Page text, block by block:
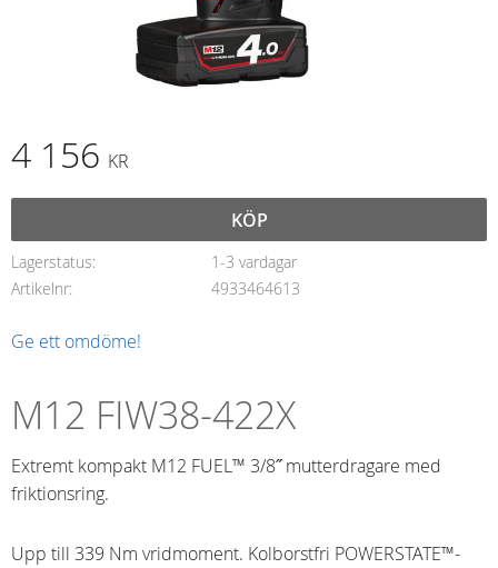
4 156 KR
KÖP
Lagerstatus
1-3 vardagar
Artikelnr
4933464613
Ge ett omdöme!
M12 FIW38-422X
Extremt kompakt M12 FUEL™ 3/8˝ mutterdragare med
friktionsring.
Upp till 339 Nm vridmoment. Kolborstfri POWERSTATE™-